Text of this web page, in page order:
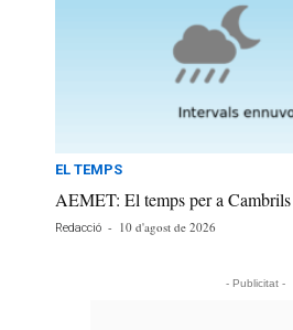
EL TEMPS
AEMET: El temps per a
Redacció - 10 d'agost de 2026
- Publicitat -